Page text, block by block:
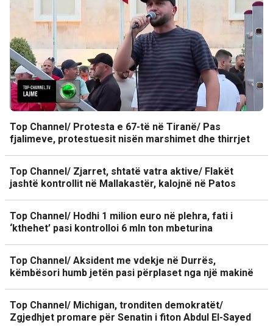
Top Channel/ Protesta e 67-të në Tiranë/ Pas
fjalimeve, protestuesit nisën marshimet dhe thirrjet
Top Channel/ Zjarret, shtatë vatra aktive/ Flakët
jashtë kontrollit në Mallakastër, kalojnë në Patos
Top Channel/ Hodhi 1 milion euro në plehra, fati i
‘kthehet’ pasi kontrolloi 6 mln ton mbeturina
Top Channel/ Aksident me vdekje në Durrës,
këmbësori humb jetën pasi përplaset nga një makinë
Top Channel/ Michigan, tronditen demokratët/
Zgjedhjet promare për Senatin i fiton Abdul El-Sayed